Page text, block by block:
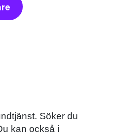
Söker du
kan också i